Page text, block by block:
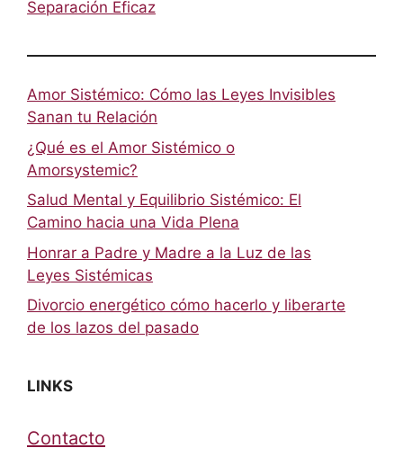
Separación Eficaz
Amor Sistémico: Cómo las Leyes Invisibles
Sanan tu Relación
¿Qué es el Amor Sistémico o
Amorsystemic?
Salud Mental y Equilibrio Sistémico: El
Camino hacia una Vida Plena
Honrar a Padre y Madre a la Luz de las
Leyes Sistémicas
Divorcio energético cómo hacerlo y liberarte
de los lazos del pasado
LINKS
Contacto